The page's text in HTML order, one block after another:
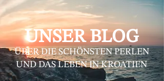
UNSER BLOG
ÜBER DIE SCHÖNSTEN PERLEN
UND DAS LEBEN IN KROATIEN